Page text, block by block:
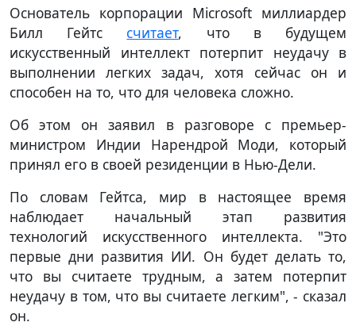
Основатель корпорации Microsoft миллиардер
Билл Гейтс считает, что в будущем
искусственный интеллект потерпит неудачу в
выполнении легких задач, хотя сейчас он и
способен на то, что для человека сложно.
Об этом он заявил в разговоре с премьер-
министром Индии Нарендрой Моди, который
принял его в своей резиденции в Нью-Дели.
По словам Гейтса, мир в настоящее время
наблюдает начальный этап развития
технологий искусственного интеллекта. "Это
первые дни развития ИИ. Он будет делать то,
что вы считаете трудным, а затем потерпит
неудачу в том, что вы считаете легким", - сказал
он.